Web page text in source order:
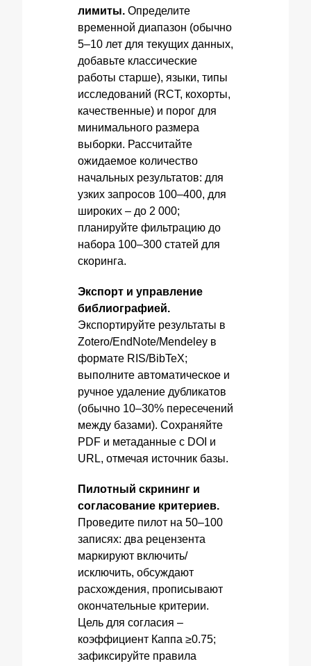
лимиты. Определите
временной диапазон (обычно
5–10 лет для текущих данных,
добавьте классические
работы старше), языки, типы
исследований (RCT, кохорты,
качественные) и порог для
минимального размера
выборки. Рассчитайте
ожидаемое количество
начальных результатов: для
узких запросов 100–400, для
широких – до 2 000;
планируйте фильтрацию до
набора 100–300 статей для
скоринга.
Экспорт и управление
библиографией.
Экспортируйте результаты в
Zotero/EndNote/Mendeley в
формате RIS/BibTeX;
выполните автоматическое и
ручное удаление дубликатов
(обычно 10–30% пересечений
между базами). Сохраняйте
PDF и метаданные с DOI и
URL, отмечая источник базы.
Пилотный скрининг и
согласование критериев.
Проведите пилот на 50–100
записях: два рецензента
маркируют включить/
исключить, обсуждают
расхождения, прописывают
окончательные критерии.
Цель для согласия –
коэффициент Каппа ≥0.75;
зафиксируйте правила